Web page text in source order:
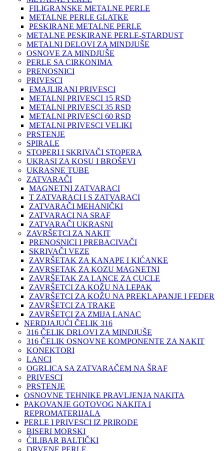
FILIGRANSKE METALNE PERLE
METALNE PERLE GLATKE
PESKIRANE METALNE PERLE
METALNE PESKIRANE PERLE-STARDUST
METALNI DELOVI ZA MINDJUŠE
OSNOVE ZA MINDJUŠE
PERLE SA CIRKONIMA
PRENOSNICI
PRIVESCI
EMAJLIRANI PRIVESCI
METALNI PRIVESCI 15 RSD
METALNI PRIVESCI 35 RSD
METALNI PRIVESCI 60 RSD
METALNI PRIVESCI VELIKI
PRSTENJE
SPIRALE
STOPERI I SKRIVAČI STOPERA
UKRASI ZA KOSU I BROŠEVI
UKRASNE TUBE
ZATVARAČI
MAGNETNI ZATVARACI
T ZATVARACI I S ZATVARACI
ZATVARAČI MEHANIČKI
ZATVARACI NA SRAF
ZATVARAČI UKRASNI
ZAVRŠETCI ZA NAKIT
PRENOSNICI I PREBACIVAČI
SKRIVAČI VEZE
ZAVRŠETAK ZA KANAPE I KIĆANKE
ZAVRSETAK ZA KOZU MAGNETNI
ZAVRŠETAK ZA LANCE ZA CUCLE
ZAVRŠETCI ZA KOŽU NA LEPAK
ZAVRŠETCI ZA KOŽU NA PREKLAPANJE I FEDER
ZAVRŠETCI ZA TRAKE
ZAVRŠETCI ZA ZMIJA LANAC
NERDJAJUĆI ČELIK 316
316 ČELIK DRLOVI ZA MINDJUŠE
316 ČELIK OSNOVNE KOMPONENTE ZA NAKIT
KONEKTORI
LANCI
OGRLICA SA ZATVARAČEM NA ŠRAF
PRIVESCI
PRSTENJE
OSNOVNE TEHNIKE PRAVLJENJA NAKITA
PAKOVANJE GOTOVOG NAKITA I
REPROMATERIJALA
PERLE I PRIVESCI IZ PRIRODE
BISERI MORSKI
ĆILIBAR BALTIČKI
DRVENE PERLE